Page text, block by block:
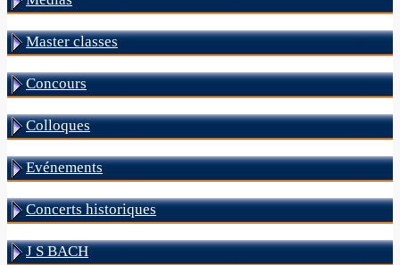
Master classes
Concours
Colloques
Evénements
Concerts historiques
J S BACH